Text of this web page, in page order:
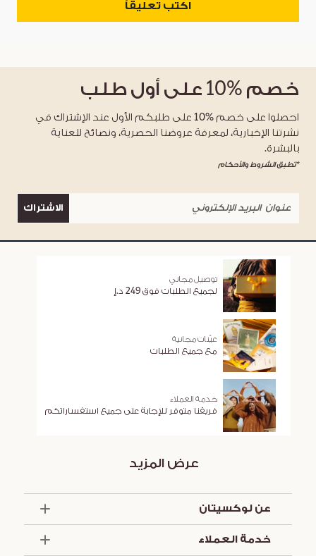
اكتب تعليقاً
خصم %10 على أول طلب
احصلوا على خصم %10 على طلبكم الأول عند الإشتراك في
نشرتنا الإخبارية، لمعرفة عروضنا الحصرية، ونصائح للعناية
بالبشرة.
*تطبق الشروط والأحكام
الاشتراك
توصيل مجاني
لجميع الطلبات فوق 249 د.إ
عيّنات مجانية
مع جميع الطلبات
خدمة العملاء
فريقنا متوفر للإجابة على جميع استفساراتكم
عرض المزيد
عن لوكسيتان
خدمة العملاء